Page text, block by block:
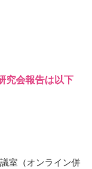
究会報告は以下
（オンライン併